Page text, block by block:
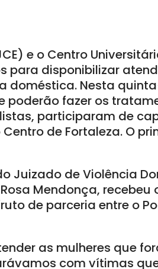
e o Centro
para disponibilizar
Nesta
poderão fazer os
participaram de
de Fortaleza. O
Juizado de Violência
Mendonça, recebeu
de parceria entre o
as mulheres que
com vítimas